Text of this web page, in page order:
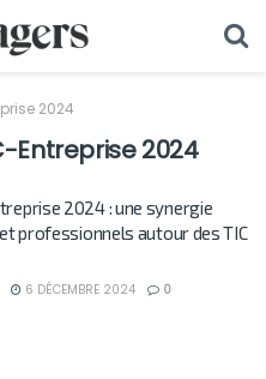
2024
Entreprise 2024
2024 : une synergie
professionnels autour des TIC
6 DÉCEMBRE 2024 0